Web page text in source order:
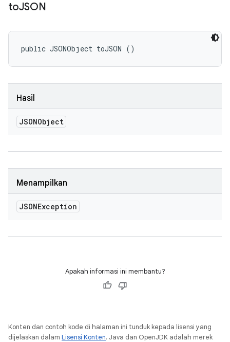
toJSON
public JSONObject toJSON ()
Hasil
JSONObject
Menampilkan
JSONException
Apakah informasi ini membantu?
Konten dan contoh kode di halaman ini tunduk kepada lisensi yang
dijelaskan dalam Lisensi Konten. Java dan OpenJDK adalah merek